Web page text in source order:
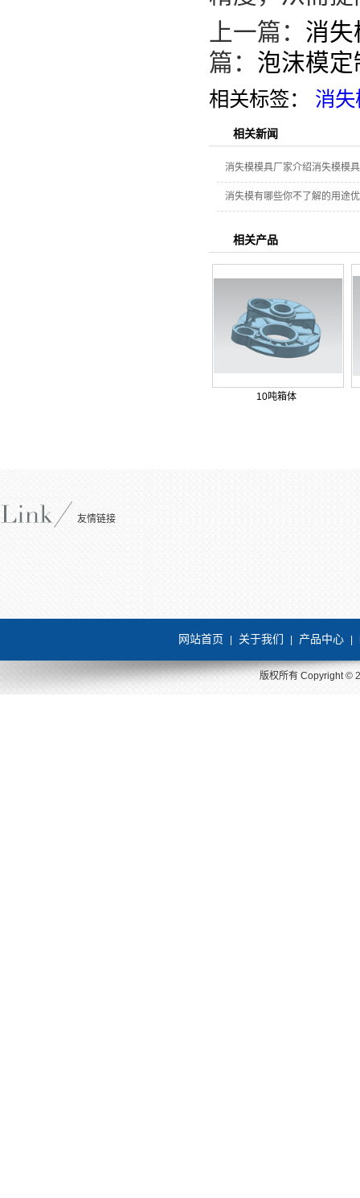
上一篇： 消失
篇： 泡沫模
相关标签： 消
相关新闻
消失模模具厂家介绍消失模模
消失模有哪些你不了解的用途
相关产品
10吨箱体
友情链接
网站首页 关于我们 产品中心
版权所有 Copyright ©